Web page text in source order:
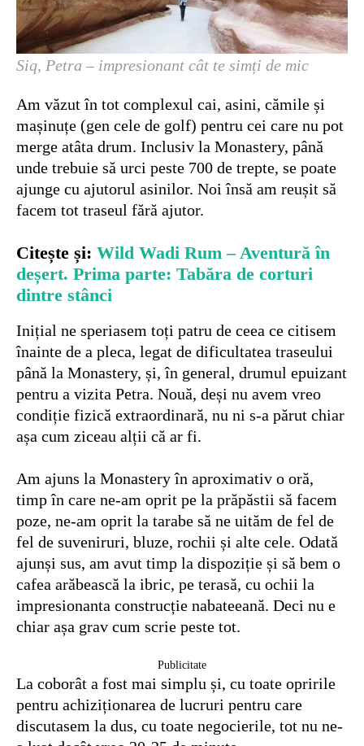
Siq, Petra – impresionant cât te simți de mic
Am văzut în tot complexul cai, asini, cămile și
mașinuțe (gen cele de golf) pentru cei care nu pot
merge atâta drum. Inclusiv la Monastery, până
unde trebuie să urci peste 700 de trepte, se poate
ajunge cu ajutorul asinilor. Noi însă am reușit să
facem tot traseul fără ajutor.
Citește și: Wild Wadi Rum – Aventură în
deșert. Prima parte: Tabăra de corturi
dintre stânci
Inițial ne speriasem toți patru de ceea ce citisem
înainte de a pleca, legat de dificultatea traseului
până la Monastery, și, în general, drumul epuizant
pentru a vizita Petra. Nouă, deși nu avem vreo
condiție fizică extraordinară, nu ni s-a părut chiar
așa cum ziceau alții că ar fi.
Am ajuns la Monastery în aproximativ o oră,
timp în care ne-am oprit pe la prăpăstii să facem
poze, ne-am oprit la tarabe să ne uităm de fel de
fel de suveniruri, bluze, rochii și alte cele. Odată
ajunși sus, am avut timp la dispoziție și să bem o
cafea arăbească la ibric, pe terasă, cu ochii la
impresionanta construcție nabateeană. Deci nu e
chiar așa grav cum scrie peste tot.
Publicitate
La coborât a fost mai simplu și, cu toate opririle
pentru achiziționarea de lucruri pentru care
discutasem la dus, cu toate negocierile, tot nu ne-